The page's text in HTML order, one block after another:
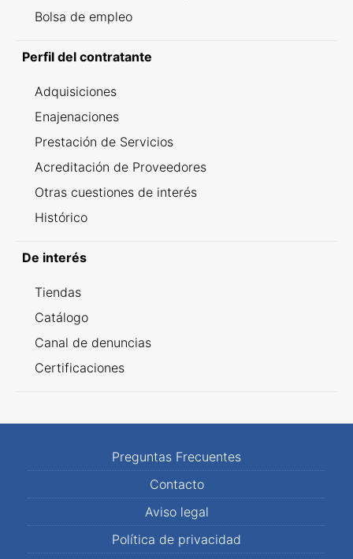
Bolsa de empleo
Perfil del contratante
Adquisiciones
Enajenaciones
Prestación de Servicios
Acreditación de Proveedores
Otras cuestiones de interés
Histórico
De interés
Tiendas
Catálogo
Canal de denuncias
Certificaciones
Preguntas Frecuentes
Contacto
Aviso legal
Política de privacidad